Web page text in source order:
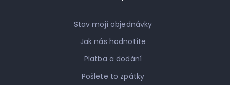
Stav mojí objednávky
Jak nás hodnotíte
Platba a dodání
Pošlete to zpátky